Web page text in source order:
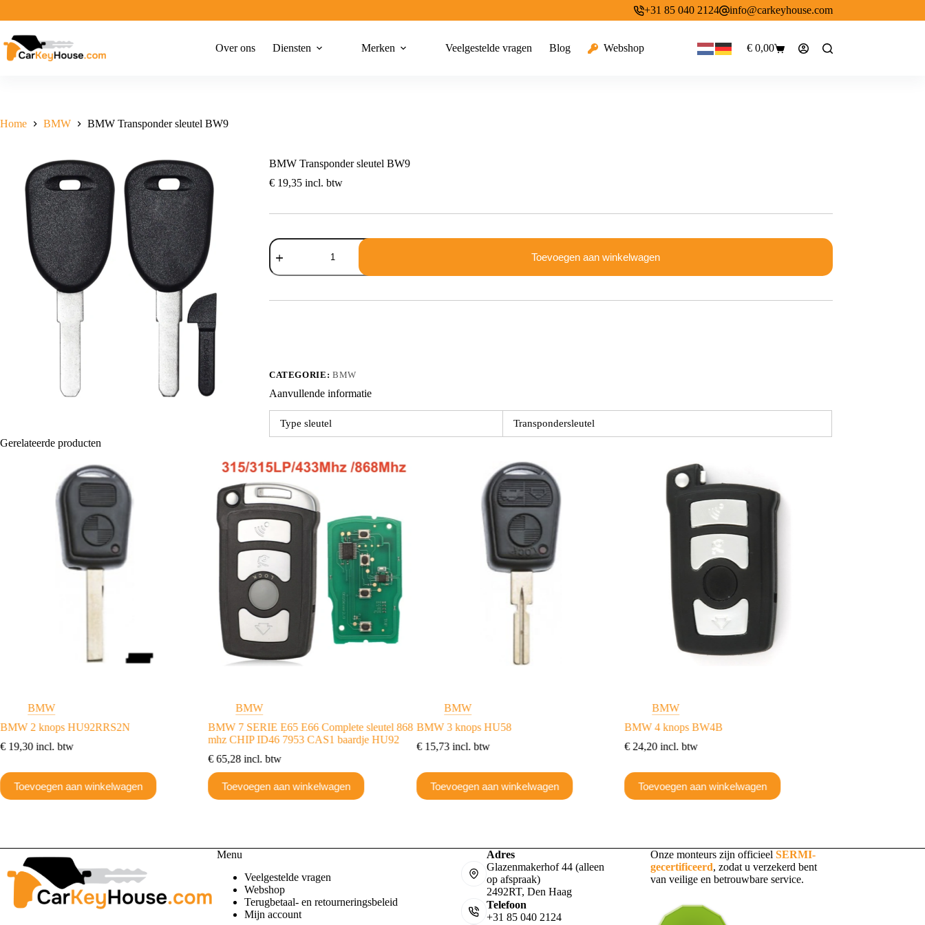
inhoud
+31 85 040 2124 info@carkeyhouse.com
Over ons Diensten Merken Veelgestelde vragen Blog Webshop Winkelwagen
€0,00
Home BMW BMW Transponder sleutel BW9
BMW Transponder sleutel BW9
€19,35incl. btw
BMW
Transponder
sleutel
BW9
Toevoegen aan winkelwagen
CATEGORIE:BMW
Aanvullende informatie
Type sleutel Transpondersleutel
Gerelateerde producten
BMW
BMW 2 knops HU92RRS2N
€19,30incl. btw
Toevoegen aan winkelwagen
BMW
BMW 7 SERIE E65 E66 Complete sleutel 868
mhz CHIP ID46 7953 CAS1 baardje HU92
€65,28 incl. btw
Toevoegen aan winkelwagen
BMW
BMW 3 knops HU58
€15,73incl. btw
Toevoegen aan winkelwagen
BMW
BMW 4 knops BW4B
€24,20incl. btw
Toevoegen aan winkelwagen
Menu
Veelgestelde vragen
Webshop
Terugbetaal- en retourneringsbeleid
Mijn account
Adres
Glazenmakerhof 44 (alleen
op afspraak)
2492RT, Den Haag
Telefoon
+31 85 040 2124
Onze monteurs zijn officieel SERMI-
gecertificeerd, zodat u verzekerd bent
van veilige en betrouwbare service.